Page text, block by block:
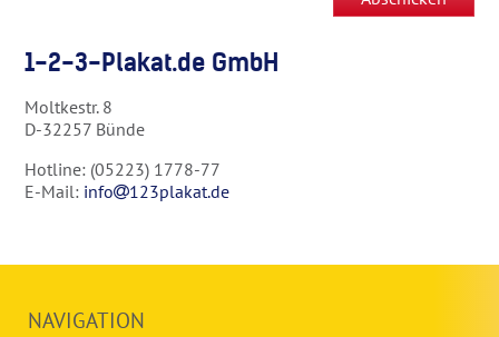
1-2-3-Plakat.de GmbH
Moltkestr. 8
D-32257 Bünde
Hotline: (05223) 1778-77
E-Mail: info 123plakat.de
NAVIGATION